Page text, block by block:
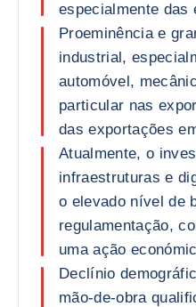
especialmente das
Proeminência e
industrial,
automóvel,
particular nas
das exportações
Atualmente, o
infraestruturas e
o elevado nível de
regulamentação,
uma ação
Declínio
mão-de-obra